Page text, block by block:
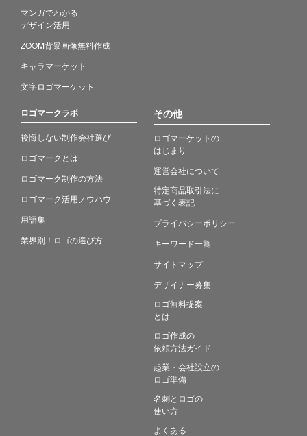
マンガでわかる
デザイン活用
ZOOM背景画像無料作成
キャラマーケット
文字ロゴマーケット
ロゴマークラボ
後悔しない制作会社選び
ロゴマークとは
ロゴマーク制作の方法
ロゴマーク活用ノウハウ
用語集
業界別！ロゴの選び方
その他
ロゴマーケットの
はじまり
運営会社について
特定商品取引法に
基づく表記
プライバシーポリシー
キーワード一覧
サイトマップ
デザイナー募集
ロゴ無料提案
とは
ロゴ作成の
依頼方法ガイド
起業・会社設立の
ロゴ準備
名刺とロゴの
使い方
よくある